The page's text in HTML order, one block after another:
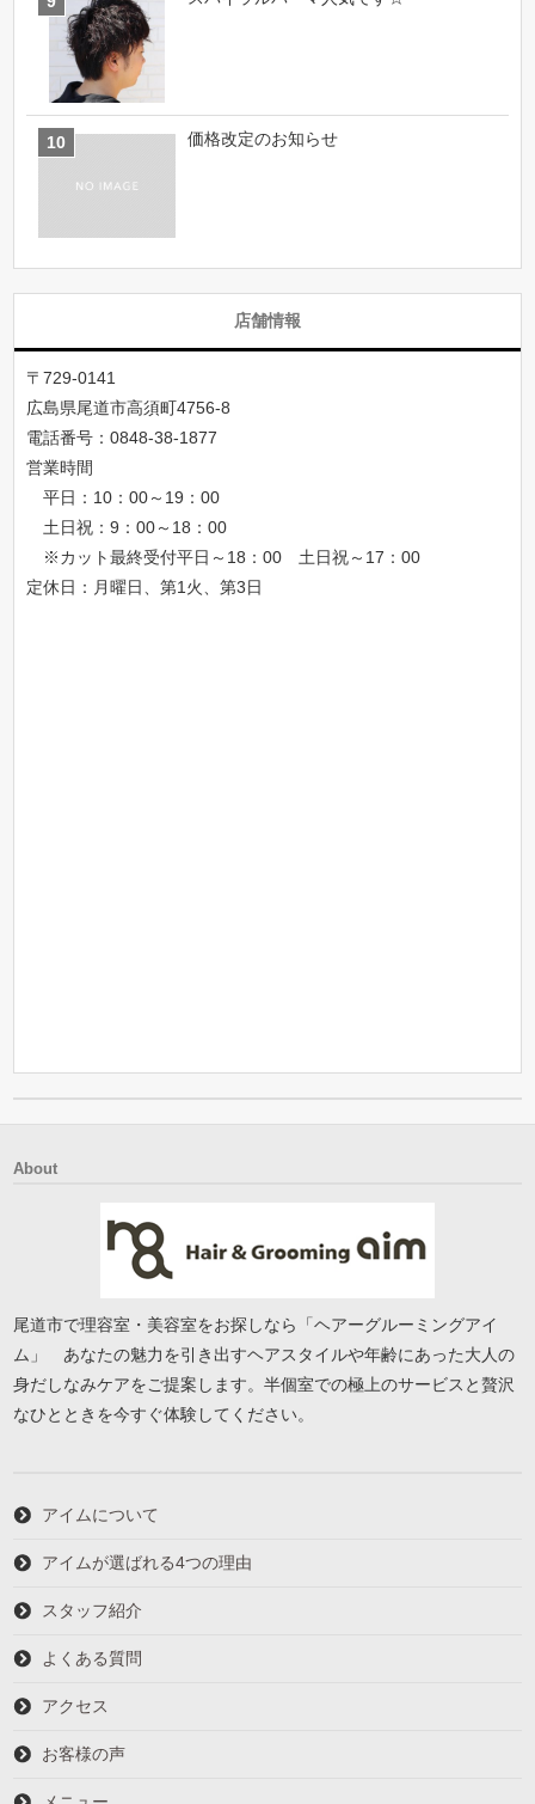
価格改定のお知らせ
店舗情報
〒729-0141
広島県尾道市高須町4756-8
電話番号：0848-38-1877
営業時間
平日：10：00～19：00
土日祝：9：00～18：00
※カット最終受付平日～18：00 土日祝～17：00
定休日：月曜日、第1火、第3日
About
尾道市で理容室・美容室をお探しなら「ヘアーグルーミングアイ
ム」 あなたの魅力を引き出すヘアスタイルや年齢にあった大人の
身だしなみケアをご提案します。半個室での極上のサービスと贅沢
なひとときを今すぐ体験してください。
アイムについて
アイムが選ばれる4つの理由
スタッフ紹介
よくある質問
アクセス
お客様の声